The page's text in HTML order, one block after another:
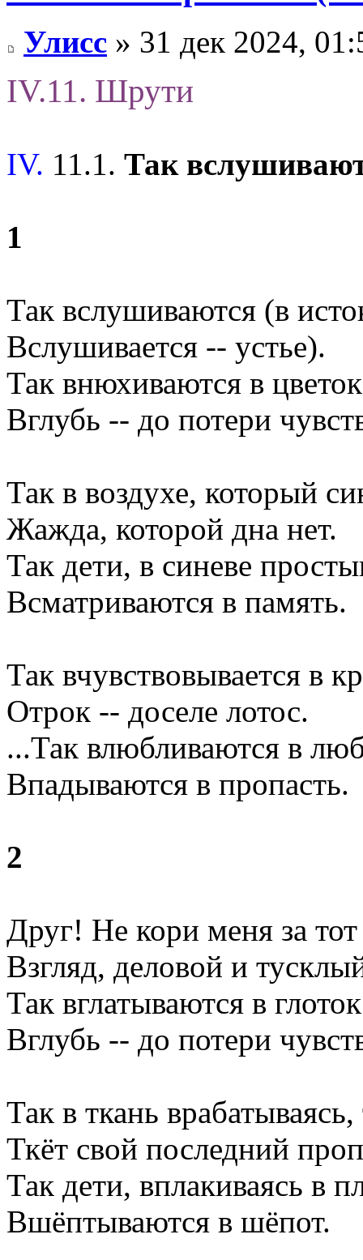
Улисс » 31 дек 2024,
IV.11. Шрути
IV. 11.1. Так
1
Так вслушиваются (в
Вслушивается -- устье).
Так внюхиваются в
Вглубь -- до потери
Так в воздухе, который
Жажда, которой дна нет.
Так дети, в синеве
Всматриваются в память.
Так вчувствовывается в
Отрок -- доселе лотос.
...Так влюбливаются в
Впадываются в пропасть.
2
Друг! Не кори меня за тот
Взгляд, деловой и
Так вглатываются в
Вглубь -- до потери
Так в ткань врабатываясь,
Ткёт свой последний
Так дети, вплакиваясь в
Вшёптываются в шёпот.